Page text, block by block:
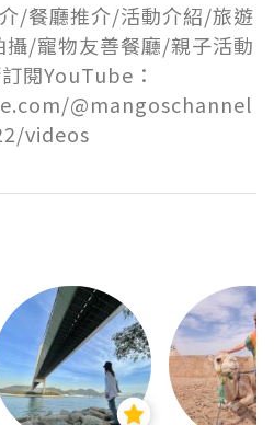
/餐廳推介/活動介紹/旅遊
/寵物友善餐廳/親子活動
閱YouTube：
@mangoschannel
videos